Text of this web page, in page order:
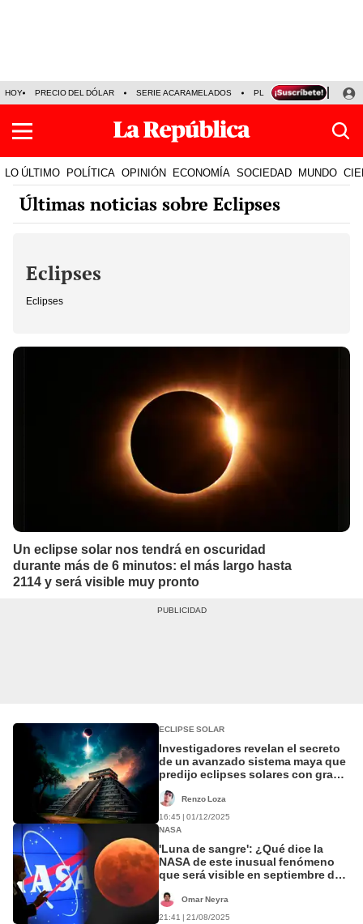
HOY PRECIO DEL DÓLAR SERIE ACARAMELADOS PLAZA VEA
LO ÚLTIMO POLÍTICA OPINIÓN ECONOMÍA SOCIEDAD MUNDO
Últimas noticias sobre Eclipses
Eclipses
Eclipses
Un eclipse solar nos tendrá en oscuridad
durante más de 6 minutos: el más largo hasta
2114 y será visible muy pronto
ECLIPSE SOLAR
Investigadores revelan el secreto
de un avanzado sistema maya que
predijo eclipses solares con gran
Renzo Loza
16:45 | 01/12/2025
NASA
'Luna de sangre': ¿Qué dice la
NASA de este inusual fenómeno
que será visible en septiembre del
Omar Neyra
21:41 | 21/08/2025